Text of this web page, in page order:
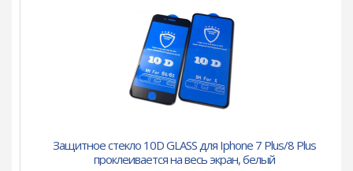
Защитное стекло 10D GLASS для Iphone 7 Plus/8 Plus
проклеивается на весь экран, белый